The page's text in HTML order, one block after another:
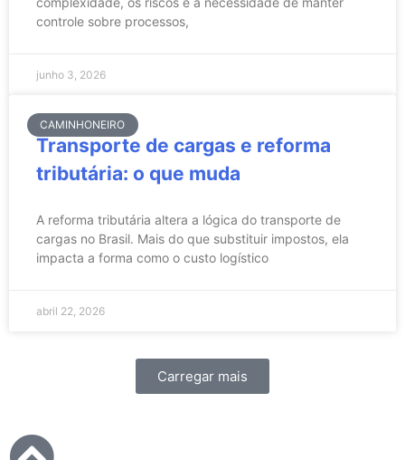
controle sobre processos,
junho 3, 2026
CAMINHONEIRO
Transporte de cargas e reforma
tributária: o que muda
A reforma tributária altera a lógica do transporte de
cargas no Brasil. Mais do que substituir impostos, ela
impacta a forma como o custo logístico
abril 22, 2026
Carregar mais